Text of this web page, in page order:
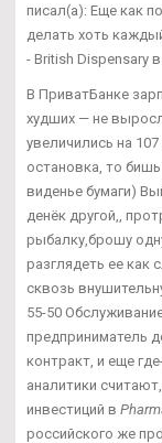
писал(а): Еще как
делать хоть
- British Dispensary
В ПриватБанке
худших — не
увеличились на
остановка, то
виденье бумаги)
денёк другой,,
рыбалку,брошу
разглядеть ее как
сквозь
55-50
предприниматель
контракт, и еще
аналитики
инвестиций в
российского же